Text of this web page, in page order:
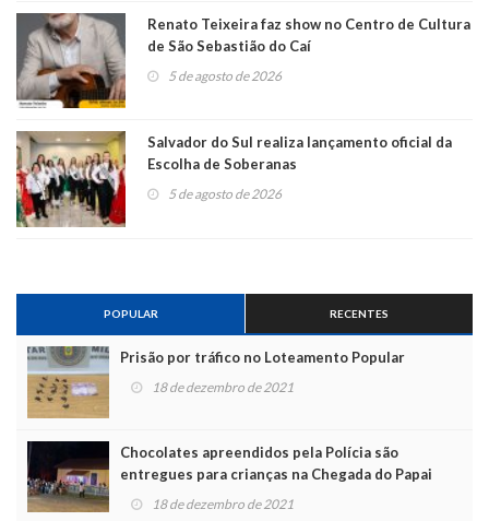
Renato Teixeira faz show no Centro de Cultura
de São Sebastião do Caí
5 de agosto de 2026
Salvador do Sul realiza lançamento oficial da
Escolha de Soberanas
5 de agosto de 2026
POPULAR RECENTES
Prisão por tráfico no Loteamento Popular
18 de dezembro de 2021
Chocolates apreendidos pela Polícia são
entregues para crianças na Chegada do Papai
Noel
18 de dezembro de 2021